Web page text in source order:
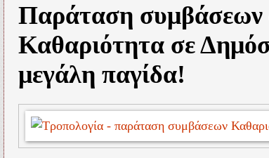
Παράταση συμβάσεων
Καθαριότητα σε
μεγάλη παγίδα!